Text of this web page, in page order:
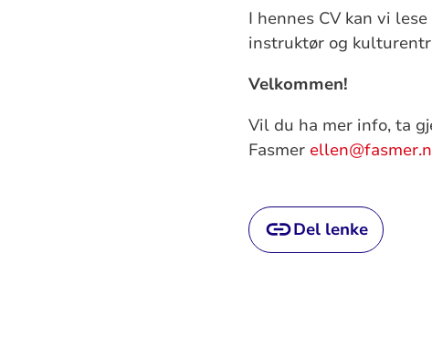
I hennes CV kan vi
instruktør og
Velkommen!
Vil du ha mer info, ta
Fasmer
Del lenke